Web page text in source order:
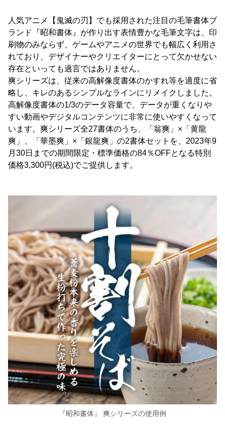
人気アニメ【鬼滅の刃】でも採用された注目の毛筆書体ブ
ランド『昭和書体』が作り出す表情豊かな毛筆文字は、印
刷物のみならず、ゲームやアニメの世界でも幅広く利用さ
れており、デザイナーやクリエイターにとって欠かせない
存在といっても過言ではありません。
爽シリーズは、従来の高解像度書体のかすれ等を適度に省
略し、キレのあるシンプルなラインにリメイクしました。
高解像度書体の1/3のデータ容量で、データが重くなりや
すい動画やデジタルコンテンツに非常に使いやすくなって
います。爽シリーズ全27書体のうち、「翁爽」×「黄龍
爽」、「華墨爽」×「銀龍爽」の2書体セットを、2023年9
月30日までの期間限定・標準価格の84％OFFとなる特別
価格3,300円(税込)でご提供します。
『昭和書体』 爽シリーズの使用例